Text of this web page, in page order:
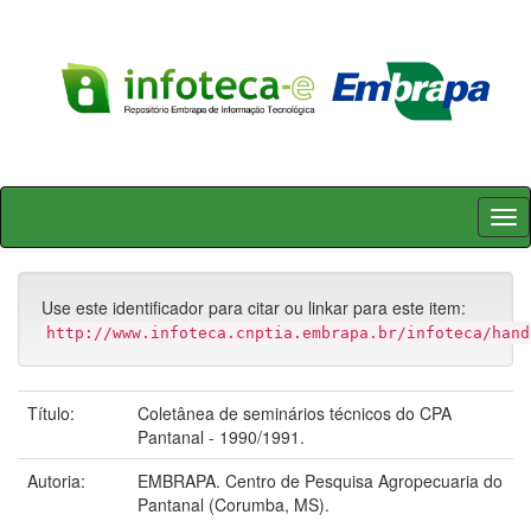
Skip
Use este identificador para citar ou linkar para este item:
http://www.infoteca.cnptia.embrapa.br/infoteca/
Título:
Coletânea de seminários técnicos do CPA
Pantanal - 1990/1991.
Autoria:
EMBRAPA. Centro de Pesquisa Agropecuaria do
Pantanal (Corumba, MS).